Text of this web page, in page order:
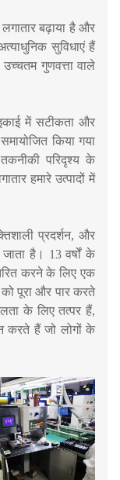
बढ़ाया है और
सुविधाएं हैं
गुणवत्ता वाले
इकाई में सटीकता और
किया गया
परिदृश्य के
हमारे उत्पादों में
प्रदर्शन, और
है। 13 वर्षों के
करने के लिए एक
को पूरा और पार करते
के लिए तत्पर हैं,
करते हैं जो लोगों के